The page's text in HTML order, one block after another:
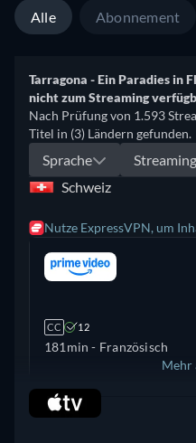
Alle Abonnement
Tarragona - Ein Paradies in
nicht zum Streaming
Nach Prüfung von 1.593
Titel in (3) Ländern gefunden.
Sprache
Schweiz
Nutze ExpressVPN, um
CC 12
181min - Französisch
Frankreich
Mehr